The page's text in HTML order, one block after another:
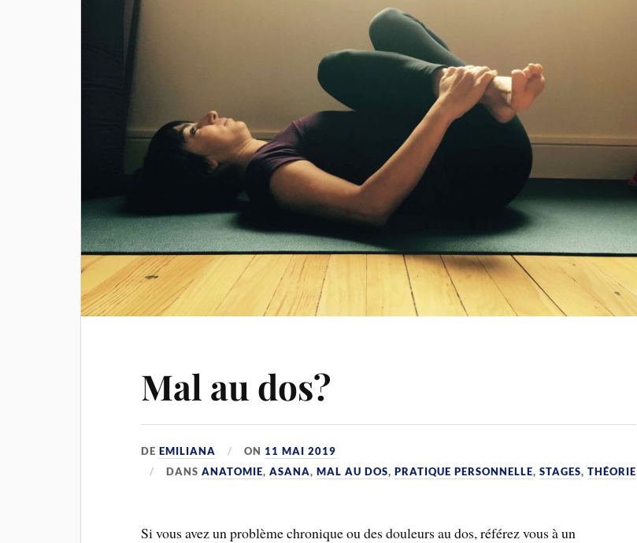
Mal au dos?
DEEMILIANA ON 11 MAI 2019
DANSANATOMIE,ASANA,MAL AU DOS,PRATIQUE PERSONNELLE,STAGES,THÉORIE
Si vous avez un problème chronique ou des douleurs au dos, référez vous à un